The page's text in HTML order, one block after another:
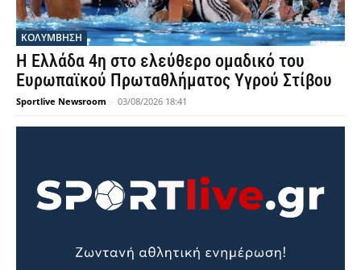
ΚΟΛΥΜΒΗΣΗ
Η Ελλάδα 4η στο ελεύθερο ομαδικό του
Ευρωπαϊκού Πρωταθλήματος Υγρού Στίβου
Sportlive Newsroom - 03/08/2026 18:41